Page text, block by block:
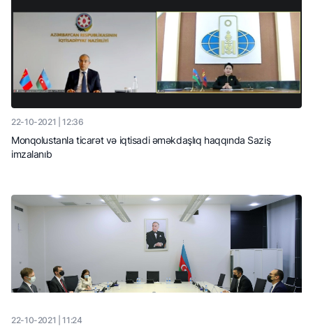
22-10-2021 | 12:36
Monqolustanla ticarət və iqtisadi əməkdaşlıq haqqında Saziş
imzalanıb
22-10-2021 | 11:24